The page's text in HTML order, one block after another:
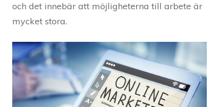
och det innebär att möjligheterna till arbete är
mycket stora.